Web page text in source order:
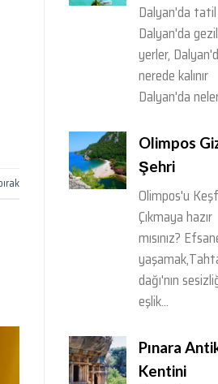
Dalyan'da tatil
Dalyan'da
yerler,
nerede kalınır
Dalyan'da
Olimpos
Şehri
Olimpos'u
Çıkmaya hazır
mısınız?
dağı'nın
eşlik...
Pınara
Kentini